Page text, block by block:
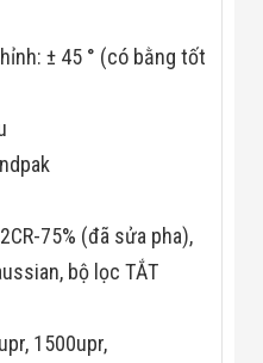
± 45 ° (có bằng tốt
75% (đã sửa pha),
bộ lọc TẮT
1500upr,